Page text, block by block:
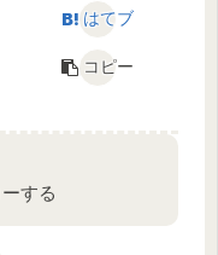
はてブ
コピー
する